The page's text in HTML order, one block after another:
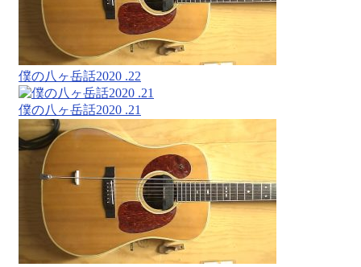
僕の八ヶ岳話2020 .22
僕の八ヶ岳話2020 .21